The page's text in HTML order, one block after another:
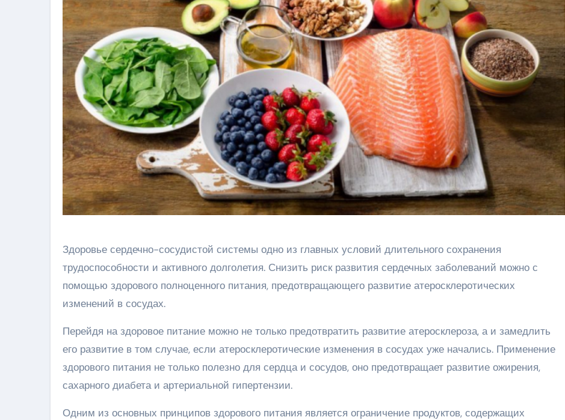
Здоровье сердечно-сосудистой системы одно из главных условий длительного сохранения
трудоспособности и активного долголетия. Снизить риск развития сердечных заболеваний можно с
помощью здорового полноценного питания, предотвращающего развитие атеросклеротических
изменений в сосудах.
Перейдя на здоровое питание можно не только предотвратить развитие атеросклероза, а и замедлить
его развитие в том случае, если атеросклеротические изменения в сосудах уже начались. Применение
здорового питания не только полезно для сердца и сосудов, оно предотвращает развитие ожирения,
сахарного диабета и артериальной гипертензии.
Одним из основных принципов здорового питания является ограничение продуктов, содержащих